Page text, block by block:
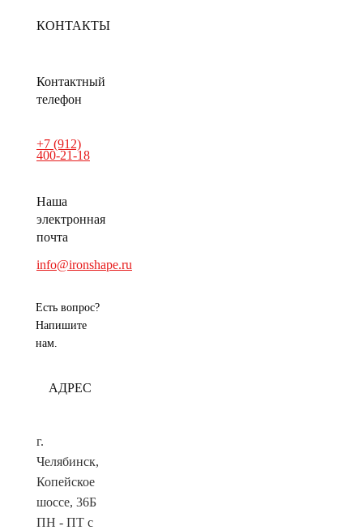
КОНТАКТЫ
Контактный
телефон
+7 (912)
400-21-18
Наша
электронная
почта
info@ironshape.ru
Есть вопрос?
Напишите
нам.
АДРЕС
г.
Челябинск,
Копейское
шоссе, 36Б
ПН - ПТ с